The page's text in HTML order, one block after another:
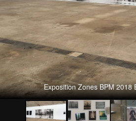
Exposition Zones BPM 2018